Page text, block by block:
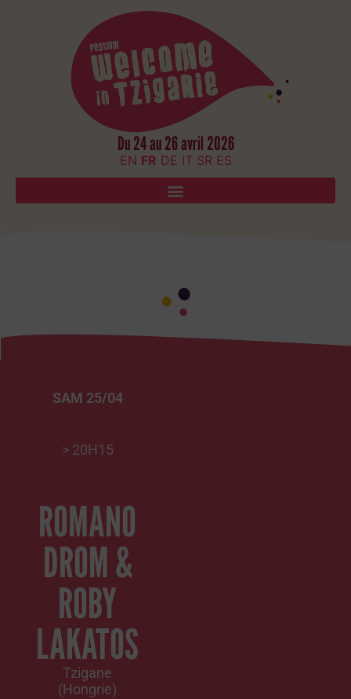
Du 24 au 26 avril 2026
EN FR DE IT SR ES
SAM 25/04
> 20H15
ROMANO
DROM &
ROBY
LAKATOS
Tzigane
(Hongrie)